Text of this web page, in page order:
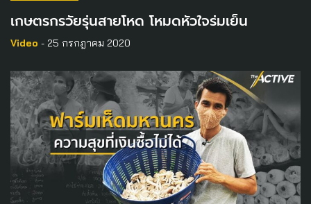
เกษตรกรวัยรุ่นสายโหด โหมดหัวใจร่มเย็น
Video - 25 กรกฎาคม 2020